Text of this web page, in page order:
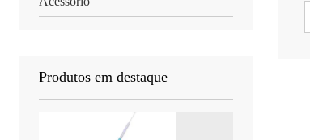
Produtos em destaque